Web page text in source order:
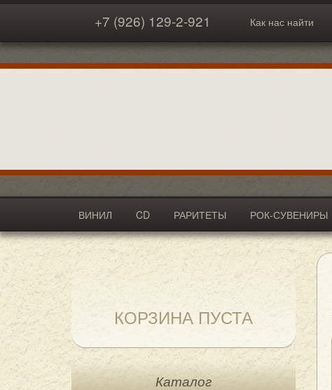
+7 (926) 129-2-921 Как нас найти
ВИНИЛ CD РАРИТЕТЫ РОК-СУВЕНИРЫ
АКСЕССУАРЫ
КОРЗИНА ПУСТА
Каталог